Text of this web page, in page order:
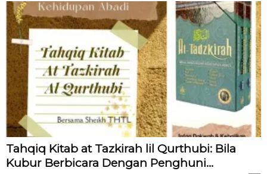
Tahqiq Kitab at Tazkirah lil Qurthubi: Bila
Kubur Berbicara Dengan Penghuni...